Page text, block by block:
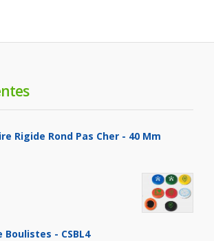
Rigide Rond Pas Cher - 40 Mm
- CSBL4